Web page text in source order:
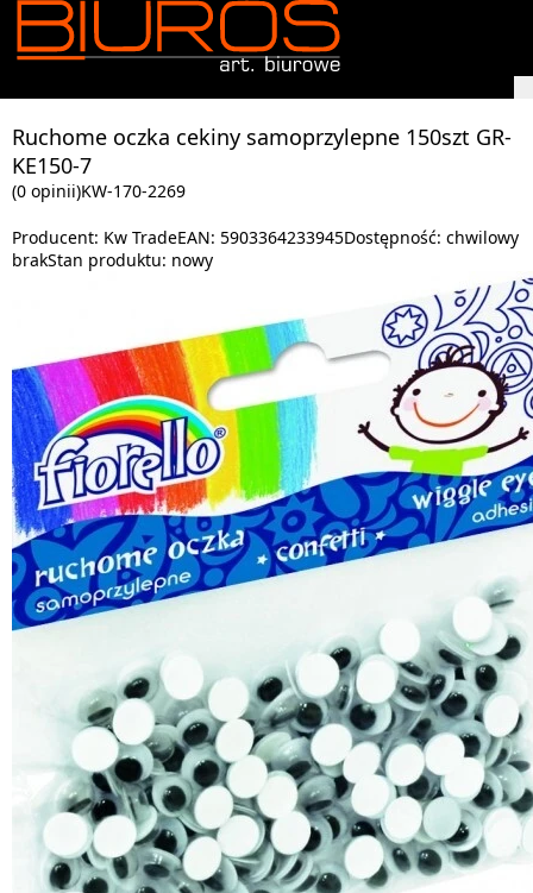
Ruchome oczka cekiny samoprzylepne 150szt GR-
KE150-7
(0 opinii)KW-170-2269
Producent: Kw TradeEAN: 5903364233945Dostępność: chwilowy
brakStan produktu: nowy